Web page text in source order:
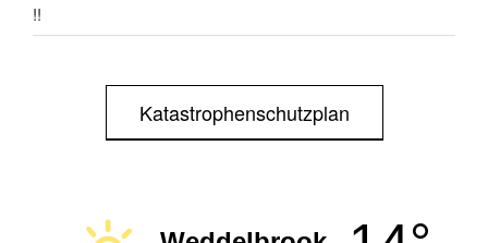
!!
Katastrophenschutzplan